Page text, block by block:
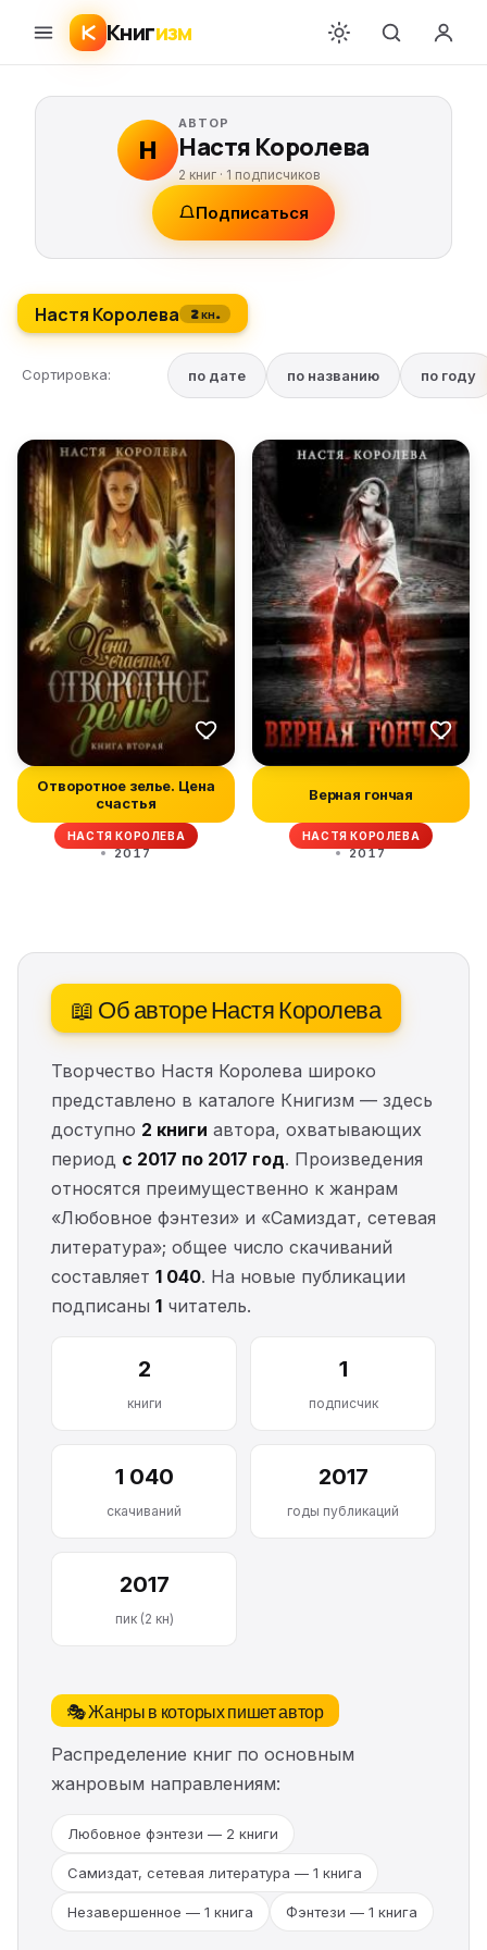
Книгизм
Н
АВТОР
Настя Королева
2 книг · 1 подписчиков
Подписаться
Настя Королева 2 кн.
Сортировка: по дате по названию по году
Отворотное зелье. Цена
счастья
НАСТЯ КОРОЛЕВА
2017
Верная гончая
НАСТЯ КОРОЛЕВА
2017
📖 Об авторе Настя Королева
Творчество Настя Королева широко
представлено в каталоге Книгизм — здесь
доступно 2 книги автора, охватывающих
период с 2017 по 2017 год. Произведения
относятся преимущественно к жанрам
«Любовное фэнтези» и «Самиздат, сетевая
литература»; общее число скачиваний
составляет 1 040. На новые публикации
подписаны 1 читатель.
2
книги
1
подписчик
1 040
скачиваний
2017
годы публикаций
2017
пик (2 кн)
🎭 Жанры в которых пишет автор
Распределение книг по основным
жанровым направлениям:
Любовное фэнтези — 2 книги
Самиздат, сетевая литература — 1 книга
Незавершенное — 1 книга Фэнтези — 1 книга